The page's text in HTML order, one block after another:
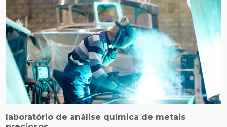
laboratório de análise química de metais